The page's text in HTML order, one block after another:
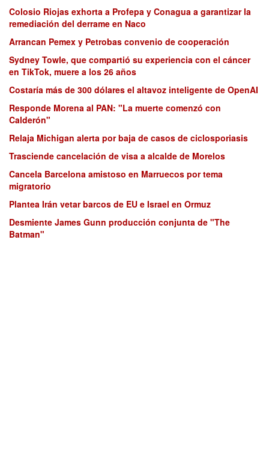
Colosio Riojas exhorta a Profepa y Conagua a garantizar la
remediación del derrame en Naco
Arrancan Pemex y Petrobas convenio de cooperación
Sydney Towle, que compartió su experiencia con el cáncer
en TikTok, muere a los 26 años
Costaría más de 300 dólares el altavoz inteligente de OpenAI
Responde Morena al PAN: "La muerte comenzó con
Calderón"
Relaja Michigan alerta por baja de casos de ciclosporiasis
Trasciende cancelación de visa a alcalde de Morelos
Cancela Barcelona amistoso en Marruecos por tema
migratorio
Plantea Irán vetar barcos de EU e Israel en Ormuz
Desmiente James Gunn producción conjunta de "The
Batman"